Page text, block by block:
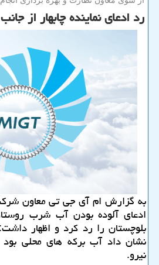
رد ادعای نماینده چابهار از
به گزارش ام آی جی تی معاون
ادعای آلوده بودن آب شرب
بلوچستان را رد كرد و اظهار داشت:
نشان داد آب بركه های محلی
نیرو.